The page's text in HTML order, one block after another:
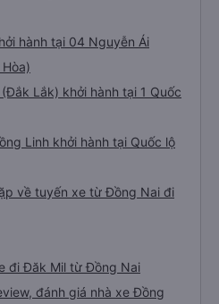
hành tại 04 Nguyễn Ái
Lắk) khởi hành tại 1 Quốc
Linh khởi hành tại Quốc lộ
về tuyến xe từ Đồng Nai đi
đi Đăk Mil từ Đồng Nai
đánh giá nhà xe Đồng